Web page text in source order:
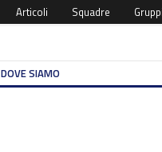
Articoli Squadre Gruppi
DOVE SIAMO